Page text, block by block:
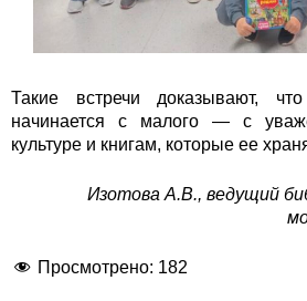
Такие встречи доказывают,
начинается с малого — с
культуре и книгам, которые ее
Изотова А.В., ведущий
Просмотрено: 182